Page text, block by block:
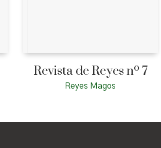
Revista de Reyes nº 7
Reyes Magos